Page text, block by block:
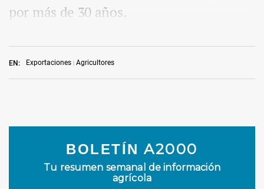
EN: Exportaciones Agricultores
por más de 30 años.